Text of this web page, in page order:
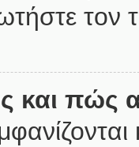
τον
και